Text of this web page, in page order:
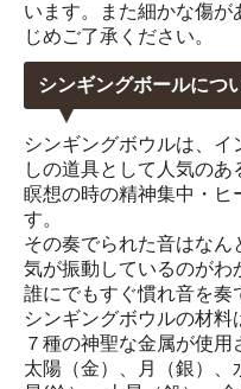
います。また細かな傷
じめご了承ください。
シンギングボールにつ
シンギングボウルは、
しの道具として人気の
瞑想の時の精神集中・ヒ
す。
その奏でられた音はなん
気が振動しているのがわ
誰にでもすぐ慣れ音を奏
シンギングボウルの材料
７種の神聖な金属が使用
太陽（金）、月（銀）、